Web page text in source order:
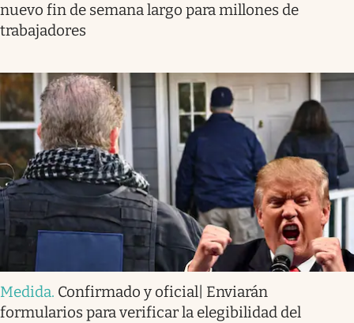
nuevo fin de semana largo para millones de
trabajadores
Medida. Confirmado y oficial| Enviarán
formularios para verificar la elegibilidad del